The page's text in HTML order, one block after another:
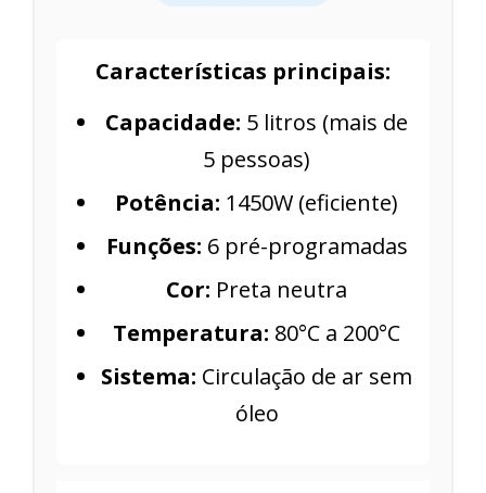
Características principais:
Capacidade: 5 litros (mais de
5 pessoas)
Potência: 1450W (eficiente)
Funções: 6 pré-programadas
Cor: Preta neutra
Temperatura: 80°C a 200°C
Sistema: Circulação de ar sem
óleo